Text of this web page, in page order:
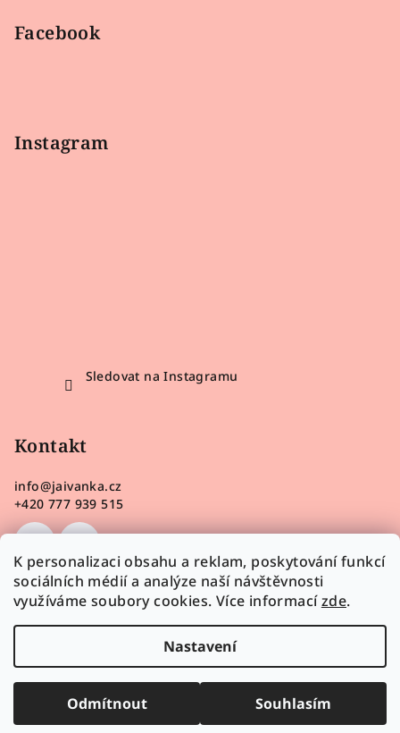
K personalizaci obsahu a reklam, poskytování funkcí
sociálních médií a analýze naší návštěvnosti
využíváme soubory cookies. Více informacízde.
Nastavení
Odmítnout Souhlasím
Facebook
Instagram
Sledovat na Instagramu
Kontakt
info@jaivanka.cz
+420 777 939 515